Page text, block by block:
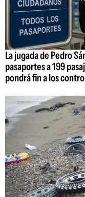
La jugada de Pedro
pasaportes a 199
pondrá fin a los